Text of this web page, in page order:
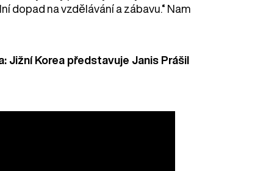
dopad na vzdělávání a zábavu.“ Nam
Jižní Korea představuje Janis Prášil